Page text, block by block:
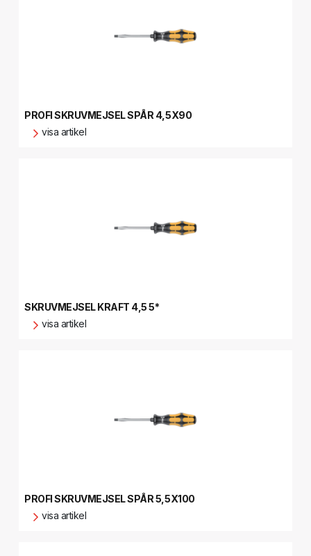
PROFI SKRUVMEJSEL SPÅR 4,5X90
visa artikel
SKRUVMEJSEL KRAFT 4,5 5*
visa artikel
PROFI SKRUVMEJSEL SPÅR 5,5X100
visa artikel